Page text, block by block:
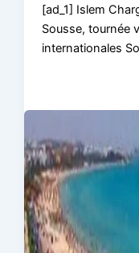
[ad_1] Islem
Sousse, tournée
internationales